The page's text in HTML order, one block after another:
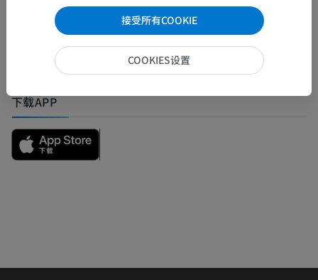
欢迎提出更正、翻译或内容改进的建议。
检举错误
下载APP
接受所有COOKIE
COOKIES设置